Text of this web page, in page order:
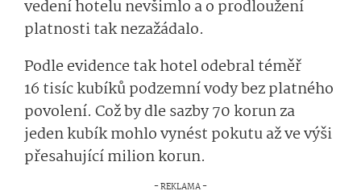
vedení hotelu nevšimlo a o prodloužení
platnosti tak nezažádalo.
Podle evidence tak hotel odebral téměř
16 tisíc kubíků podzemní vody bez platného
povolení. Což by dle sazby 70 korun za
jeden kubík mohlo vynést pokutu až ve výši
přesahující milion korun.